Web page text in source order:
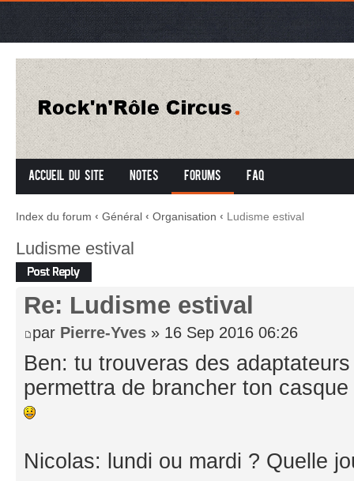
Accueil du site Notes Forums FAQ
Index du forum ‹ Général ‹ Organisation ‹ Ludisme estival
Ludisme estival
Répondre
Re: Ludisme estival
par Pierre-Yves » 16 Sep 2016 06:26
Ben: tu trouveras des
permettra de brancher ton
Nicolas: lundi ou mardi ? Quelle